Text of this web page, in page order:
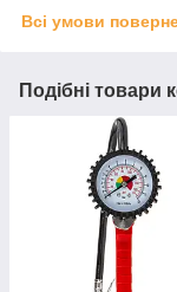
Всі умови
Подібні товари